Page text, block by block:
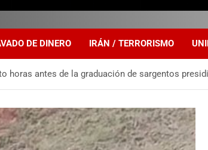
DE DINERO IRÁN / TERRORISMO
horas antes de la graduación de sargentos